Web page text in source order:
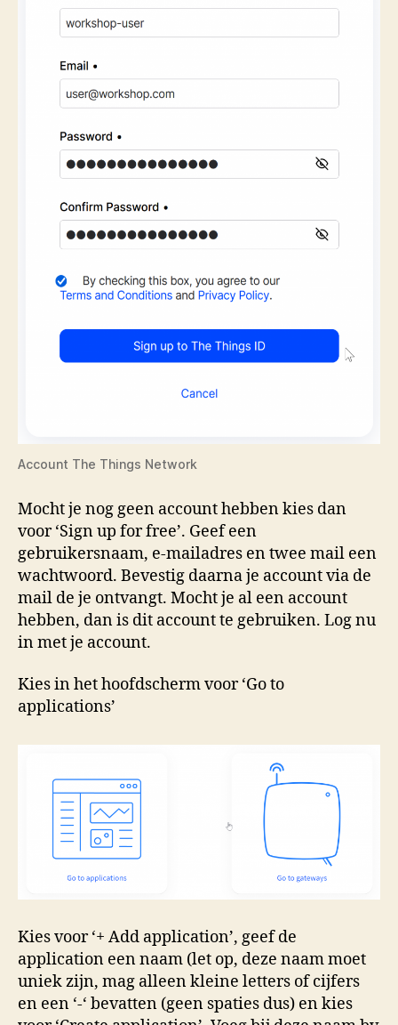
Account The Things Network
Mocht je nog geen account hebben kies dan
voor ‘Sign up for free’. Geef een
gebruikersnaam, e-mailadres en twee mail een
wachtwoord. Bevestig daarna je account via de
mail de je ontvangt. Mocht je al een account
hebben, dan is dit account te gebruiken. Log nu
in met je account.
Kies in het hoofdscherm voor ‘Go to
applications’
Kies voor ‘+ Add application’, geef de
application een naam (let op, deze naam moet
uniek zijn, mag alleen kleine letters of cijfers
en een ‘-‘ bevatten (geen spaties dus) en kies